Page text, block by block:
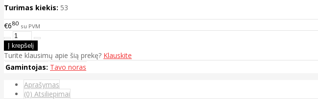
Turimas kiekis: 53
€680 su PVM
Turite klausimų apie šią prekę? Klauskite
Gamintojas: Tavo noras
Aprašymas
(0) Atsiliepimai